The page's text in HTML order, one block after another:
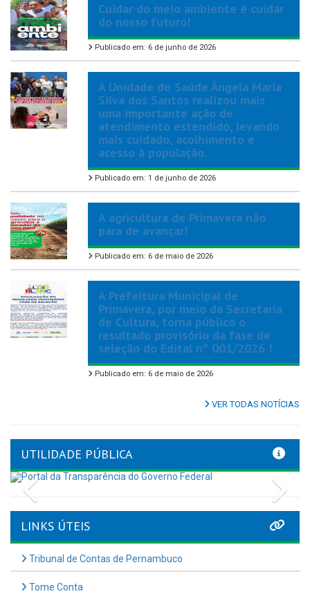
Cuidar do meio ambiente é cuidar
do nosso futuro!
Publicado em: 6 de junho de 2026
A Unidade de Saúde Ângela Maria
Silva dos Santos realizou mais
uma importante ação de
atendimento estendido, levando
mais cuidado, acolhimento e
acesso à população.
Publicado em: 1 de junho de 2026
A agricultura de Primavera não
para de avançar!
Publicado em: 6 de maio de 2026
A Prefeitura Municipal de
Primavera, por meio da Secretaria
de Cultura, torna público o
resultado provisório da fase de
seleção do Edital nº 001/2026 !
Publicado em: 6 de maio de 2026
VER TODAS NOTÍCIAS
UTILIDADE PÚBLICA
Previous
LINKS ÚTEIS
Tribunal de Contas de Pernambuco
Tome Conta